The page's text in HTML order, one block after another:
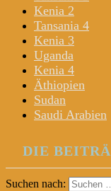
Kenia 2
Tansania 4
Kenia 3
Uganda
Kenia 4
Äthiopien
Sudan
Saudi Arabien
DIE
Suchen nach: